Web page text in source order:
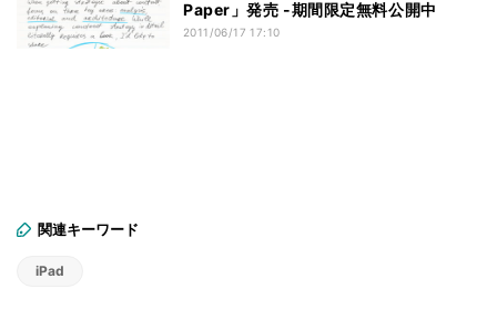
Paper」発売 -期間限定無料公開中
2011/06/17 17:10
関連キーワード
iPad